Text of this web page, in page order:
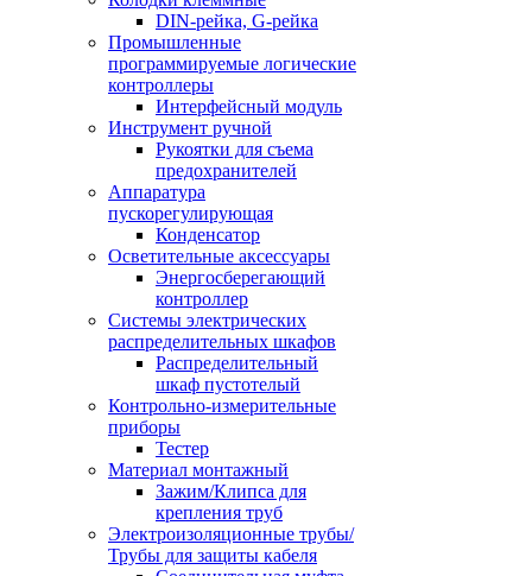
DIN-рейка, G-рейка
Промышленные
программируемые логические
контроллеры
Интерфейсный модуль
Инструмент ручной
Рукоятки для съема
предохранителей
Аппаратура
пускорегулирующая
Конденсатор
Осветительные аксессуары
Энергосберегающий
контроллер
Системы электрических
распределительных шкафов
Распределительный
шкаф пустотелый
Контрольно-измерительные
приборы
Тестер
Материал монтажный
Зажим/Клипса для
крепления труб
Электроизоляционные трубы/
Трубы для защиты кабеля